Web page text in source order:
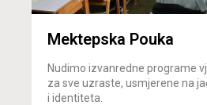
Mektepska Pouka
Nudimo izvanredne programe
za sve uzraste, usmjerene na
i identiteta.